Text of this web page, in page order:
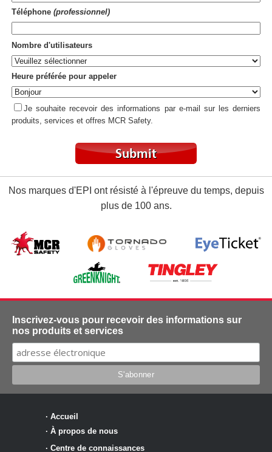
Téléphone (professionnel)
Nombre d'utilisateurs
Heure préférée pour appeler
Je souhaite recevoir des informations par e-mail sur les derniers
produits, services et offres MCR Safety.
Nos marques d'EPI ont résisté à l'épreuve du temps, depuis
plus de 100 ans.
Inscrivez-vous pour recevoir des informations sur
nos produits et services
· Accueil
· À propos de nous
· Centre de connaissances